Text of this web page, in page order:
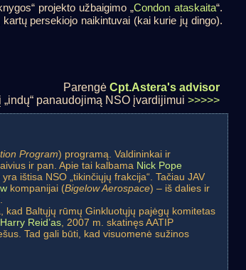
projekto užbaigimo „Condon ataskaita“.
persekiojo naikintuvai (kai kurie jų dingo).
Parengė Cpt.Astera's advisor
panaudojimą NSO įvardijimui >>>>>
Program) programą. Valdininkai ir
ir pan. Apie tai kalbama Nick Pope
ištisa NSO „tikinčiųjų frakcija“. Tačiau JAV
kompanijai (Bigelow Aerospace) – iš dalies ir
kad Baltųjų rūmų Ginkluotųjų pajėgų komitetas
Harry Reid’as, 2007 m. skatinęs AATIP
Tad gali būti, kad visuomenė sužinos